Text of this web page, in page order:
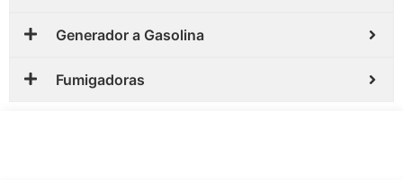
Generador a Gasolina
Fumigadoras